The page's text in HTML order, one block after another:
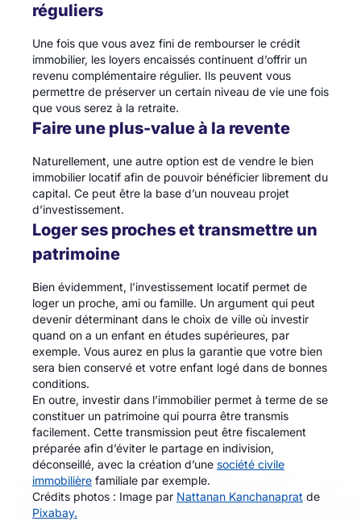
réguliers
Une fois que vous avez fini de rembourser le crédit
immobilier, les loyers encaissés continuent d’offrir un
revenu complémentaire régulier. Ils peuvent vous
permettre de préserver un certain niveau de vie une fois
que vous serez à la retraite.
Faire une plus-value à la revente
Naturellement, une autre option est de vendre le bien
immobilier locatif afin de pouvoir bénéficier librement du
capital. Ce peut être la base d’un nouveau projet
d’investissement.
Loger ses proches et transmettre un
patrimoine
Bien évidemment, l’investissement locatif permet de
loger un proche, ami ou famille. Un argument qui peut
devenir déterminant dans le choix de ville où investir
quand on a un enfant en études supérieures, par
exemple. Vous aurez en plus la garantie que votre bien
sera bien conservé et votre enfant logé dans de bonnes
conditions.
En outre, investir dans l’immobilier permet à terme de se
constituer un patrimoine qui pourra être transmis
facilement. Cette transmission peut être fiscalement
préparée afin d’éviter le partage en indivision,
déconseillé, avec la création d’une société civile
immobilière familiale par exemple.
Crédits photos : Image par Nattanan Kanchanaprat de
Pixabay.